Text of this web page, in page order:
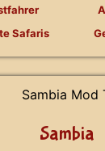
Safaris
Sambia